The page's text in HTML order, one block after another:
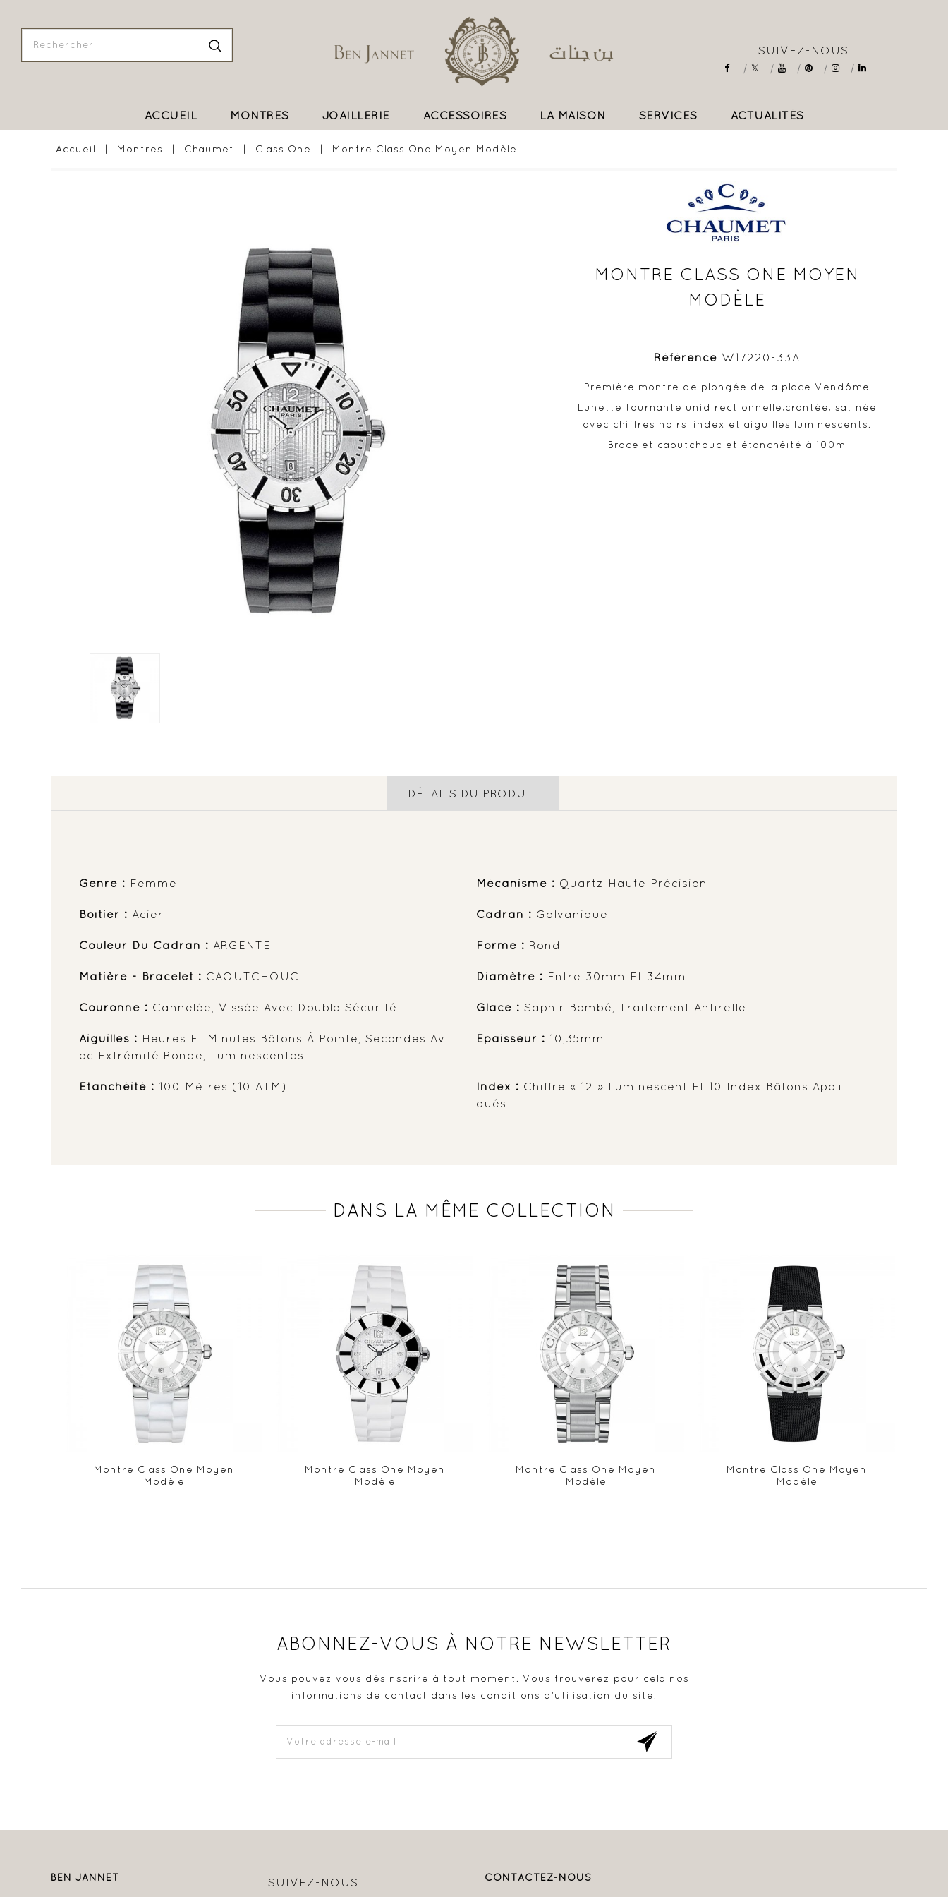
SUIVEZ-NOUS
ACCUEIL MONTRES JOAILLERIE ACCESSOIRES LA MAISON SERVICES ACTUALITÉS
Accueil Montres Chaumet Class One Montre Class One Moyen Modèle
MONTRE CLASS ONE MOYEN
MODÈLE
Référence W17220-33A
Première montre de plongée de la place Vendôme
Lunette tournante unidirectionnelle,crantée, satinée
avec chiffres noirs, index et aiguilles luminescents.
Bracelet caoutchouc et étanchéité à 100m
DÉTAILS DU PRODUIT
Genre : Femme Mécanisme : Quartz Haute Précision
Boîtier : Acier Cadran : Galvanique
Couleur Du Cadran : ARGENTE Forme : Rond
Matière - Bracelet : CAOUTCHOUC Diamètre : Entre 30mm Et 34mm
Couronne : Cannelée, Vissée Avec Double Sécurité Glace : Saphir Bombé, Traitement Antireflet
Aiguilles : Heures Et Minutes Bâtons À Pointe, Secondes Av
Ec Extrémité Ronde, Luminescentes
Épaisseur : 10,35mm
Étanchéité : 100 Mètres (10 ATM) Index : Chiffre « 12 » Luminescent Et 10 Index Bâtons Appli
Qués
DANS LA MÊME COLLECTION
Montre Class One Moyen
Modèle
Montre Class One Moyen
Modèle
Montre Class One Moyen
Modèle
Montre Class One Moyen
Modèle
ABONNEZ-VOUS À NOTRE NEWSLETTER
Vous pouvez vous désinscrire à tout moment. Vous trouverez pour cela nos
informations de contact dans les conditions d'utilisation du site.
BEN JANNET SUIVEZ-NOUS CONTACTEZ-NOUS